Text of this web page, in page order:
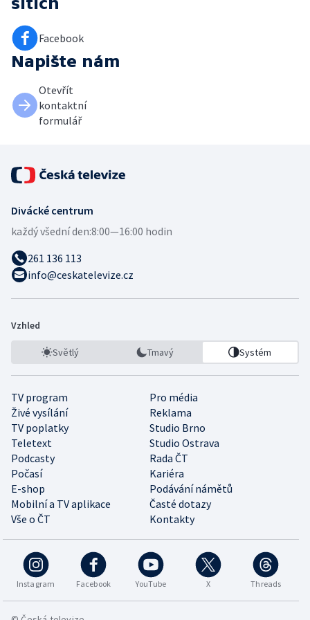
Facebook
Napište nám
Otevřít
kontaktní
formulář
Divácké centrum
každý všední den:8:00—16:00 hodin
261 136 113
info@ceskatelevize.cz
Vzhled
Světlý Tmavý Systém
TV program
Pro média
Živé vysílání
Reklama
TV poplatky
Studio Brno
Teletext
Studio Ostrava
Podcasty
Rada ČT
Počasí
Kariéra
E-shop
Podávání námětů
Mobilní a TV aplikace
Časté dotazy
Vše o ČT
Kontakty
Instagram Facebook YouTube X Threads